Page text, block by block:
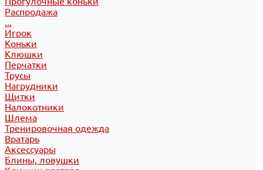
Распродажа
...
Игрок
Коньки
Клюшки
Перчатки
Трусы
Нагрудники
Щитки
Налокотники
Шлема
Тренировочная одежда
Вратарь
Аксессуары
Блины, ловушки